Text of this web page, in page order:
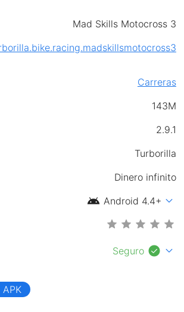
Mad Skills Motocross 3
Carreras
143M
2.9.1
Turborilla
Dinero infinito
android Android 4.4+ expand_more
Seguro check_circle expand_more